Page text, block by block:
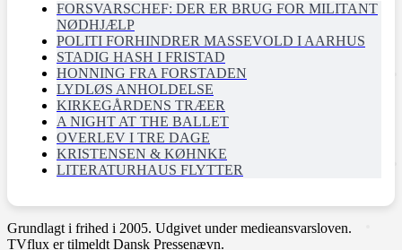
FORSVARSCHEF: DER ER BRUG FOR MILITANT
NØDHJÆLP
POLITI FORHINDRER MASSEVOLD I AARHUS
STADIG HASH I FRISTAD
HONNING FRA FORSTADEN
LYDLØS ANHOLDELSE
KIRKEGÅRDENS TRÆER
A NIGHT AT THE BALLET
OVERLEV I TRE DAGE
KRISTENSEN & KØHNKE
LITERATURHAUS FLYTTER
Grundlagt i frihed i 2005. Udgivet under medieansvarsloven.
TVflux er tilmeldt Dansk Pressenævn.